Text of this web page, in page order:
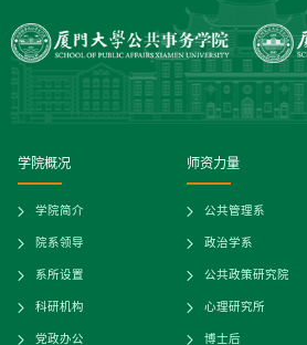
学院概况
学院简介
院系领导
系所设置
科研机构
党政办公
师资力量
公共管理系
政治学系
公共政策研究院
心理研究所
博士后